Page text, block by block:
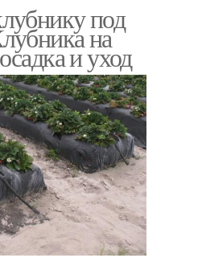
под
на
и уход